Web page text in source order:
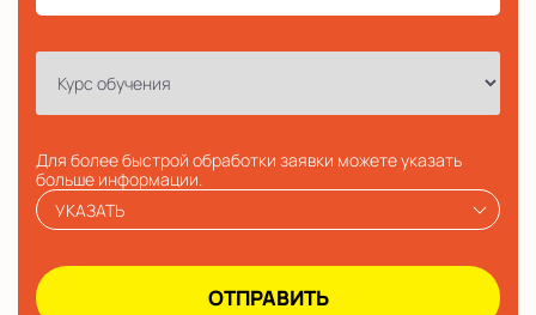
Для более быстрой обработки заявки можете указать
больше информации.
УКАЗАТЬ